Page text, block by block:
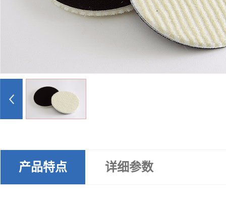
产品特点 详细参数